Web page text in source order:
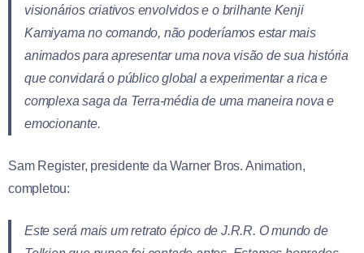
visionários criativos envolvidos e o brilhante Kenji
Kamiyama no comando, não poderíamos estar mais
animados para apresentar uma nova visão de sua história
que convidará o público global a experimentar a rica e
complexa saga da Terra-média de uma maneira nova e
emocionante.
Sam Register, presidente da Warner Bros. Animation,
completou:
Este será mais um retrato épico de J.R.R. O mundo de